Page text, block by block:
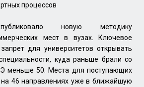
процессов
новую методику
мест в вузах. Ключевое
для университетов открывать
куда раньше брали со
меньше 50. Места для поступающих
на 46 направлениях уже в ближайшую